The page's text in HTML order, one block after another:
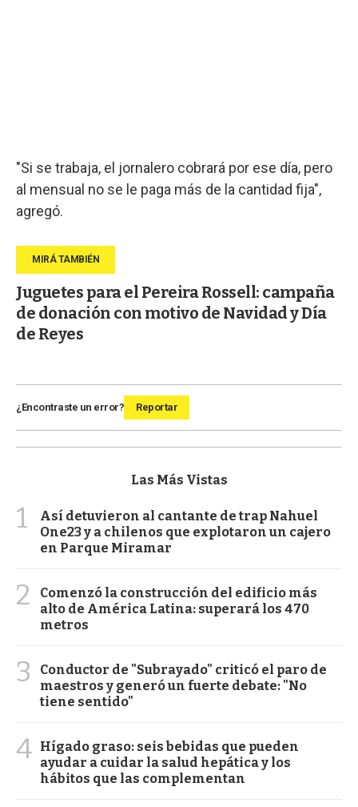
"Si se trabaja, el jornalero cobrará por ese día, pero
al mensual no se le paga más de la cantidad fija",
agregó.
Juguetes para el Pereira Rossell: campaña
de donación con motivo de Navidad y Día
de Reyes
¿Encontraste un error? Reportar
Las Más Vistas
1
Así detuvieron al cantante de trap Nahuel
One23 y a chilenos que explotaron un cajero
en Parque Miramar
2
Comenzó la construcción del edificio más
alto de América Latina: superará los 470
metros
3
Conductor de "Subrayado" criticó el paro de
maestros y generó un fuerte debate: "No
tiene sentido"
4 Hígado graso: seis bebidas que pueden
ayudar a cuidar la salud hepática y los
hábitos que las complementan